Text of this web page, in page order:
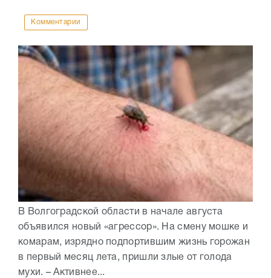
Комментарии
В Волгоградской области в начале августа
объявился новый «агрессор». На смену мошке и
комарам, изрядно подпортившим жизнь горожан
в первый месяц лета, пришли злые от голода
мухи. – Активнее...